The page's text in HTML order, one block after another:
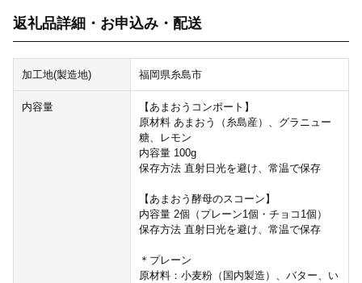
返礼品詳細・お申込み・配送
加工地(製造地) 福岡県糸島市
内容量
【あまおうコンポート】
原材料 あまおう（糸島産）、グラニュー
糖、レモン
内容量 100g
保存方法 直射日光を避け、常温で保存
【あまおう酵母のスコーン】
内容量 2個（プレーン1個・チョコ1個）
保存方法 直射日光を避け、常温で保存
＊プレーン
原材料：小麦粉（国内製造）、バター、い